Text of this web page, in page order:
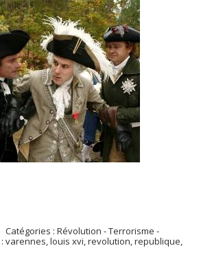
Catégories :Révolution - Terrorisme -
varennes,louis xvi,revolution,republique,